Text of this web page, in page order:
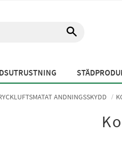
ANDNINGSSKYDD